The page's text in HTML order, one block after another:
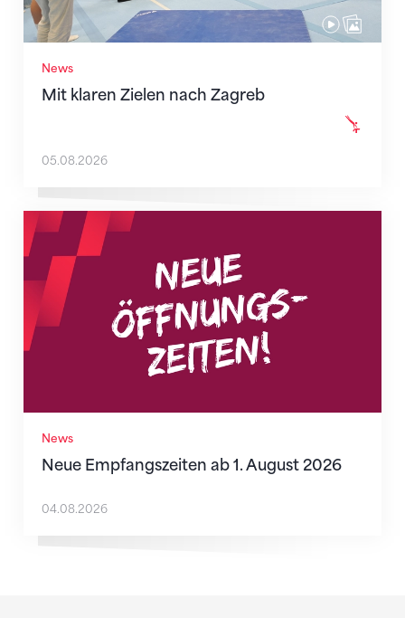
News
Mit klaren Zielen nach Zagreb
05.08.2026
News
Neue Empfangszeiten ab 1. August 2026
Neue Empfangszeiten ab 1. August 2026
04.08.2026